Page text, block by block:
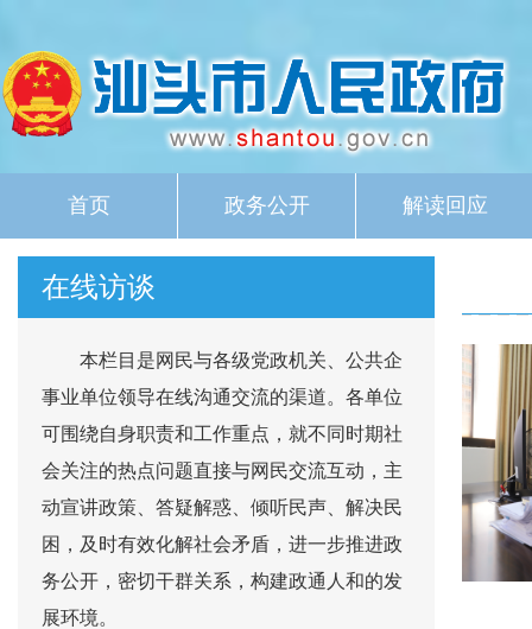
首页 政务公开 解读回应
在线访谈
本栏目是网民与各级党政机关、公共企
事业单位领导在线沟通交流的渠道。各单位
可围绕自身职责和工作重点，就不同时期社
会关注的热点问题直接与网民交流互动，主
动宣讲政策、答疑解惑、倾听民声、解决民
困，及时有效化解社会矛盾，进一步推进政
务公开，密切干群关系，构建政通人和的发
展环境。